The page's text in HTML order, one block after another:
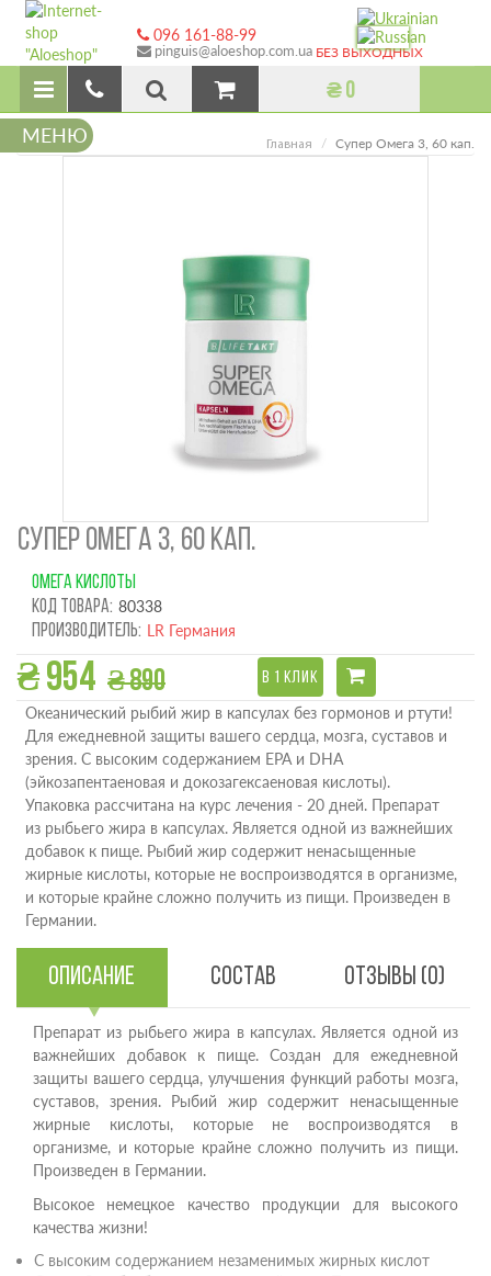
096 161-88-99
pinguis@aloeshop.com.ua БЕЗ ВЫХОДНЫХ
₴ 0
МЕНЮ Главная Супер Омега 3, 60 кап.
СУПЕР ОМЕГА 3, 60 КАП.
ОМЕГА КИСЛОТЫ
Код товара: 80338
Производитель: LR Германия
₴ 954 ₴ 890 В 1 КЛИК
Океанический рыбий жир в капсулах без гормонов и ртути!
Для ежедневной защиты вашего сердца, мозга, суставов и
зрения. С высоким содержанием EPA и DHA
(эйкозапентаеновая и докозагексаеновая кислоты).
Упаковка рассчитана на курс лечения - 20 дней. Препарат
из рыбьего жира в капсулах. Является одной из важнейших
добавок к пище. Рыбий жир содержит ненасыщенные
жирные кислоты, которые не воспроизводятся в организме,
и которые крайне сложно получить из пищи. Произведен в
Германии.
Описание Состав Отзывы (0)
Препарат из рыбьего жира в капсулах. Является одной из
важнейших добавок к пище. Создан для ежедневной
защиты вашего сердца, улучшения функций работы мозга,
суставов, зрения. Рыбий жир содержит ненасыщенные
жирные кислоты, которые не воспроизводятся в
организме, и которые крайне сложно получить из пищи.
Произведен в Германии.
Высокое немецкое качество продукции для высокого
качества жизни!
С высоким содержанием незаменимых жирных кислот